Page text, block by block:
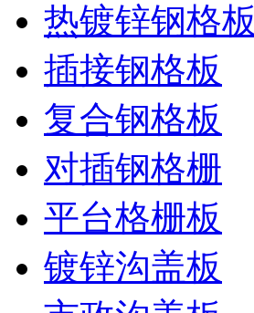
热镀锌钢格板
插接钢格板
复合钢格板
对插钢格栅
平台格栅板
镀锌沟盖板